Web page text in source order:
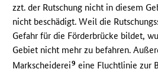
zzt. der Rutschung nicht in diesem
nicht beschädigt. Weil die
Gefahr für die Förderbrücke bildet,
Gebiet nicht mehr zu befahren.
Markscheiderei9 eine Fluchtlinie zur